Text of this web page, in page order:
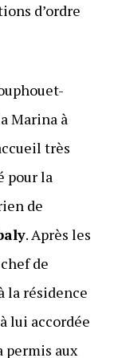
d’ordre
Marina à
très
pour la
de
. Après les
de
la résidence
lui accordée
permis aux